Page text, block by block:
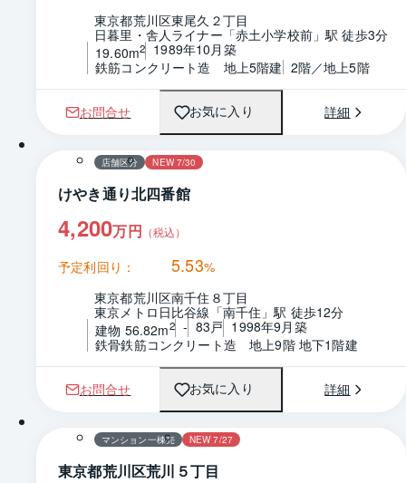
東京都荒川区東尾久２丁目
日暮里・舎人ライナー「赤土小学校前」駅 徒歩3分
19.60m2
1989年10月築
鉄筋コンクリート造　地上5階建 2階／地上5階
お問合せ お気に入り 詳細
1 / 0 間取り
店舗区分 NEW 7/30
けやき通り北四番館
4,200万円 （税込）
予定利回り： 5.53%
東京都荒川区南千住８丁目
東京メトロ日比谷線「南千住」駅 徒歩12分
建物 56.82m2 - 83戸 1998年9月築
鉄骨鉄筋コンクリート造　地上9階 地下1階建
お問合せ お気に入り 詳細
マンション一棟売 NEW 7/27
東京都荒川区荒川５丁目